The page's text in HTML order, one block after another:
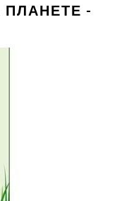
-